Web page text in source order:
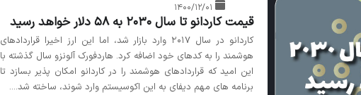
۱۴۰۰/۱۲/۰۱
قیمت کاردانو تا سال 2030 به 58 دلار خواهد رسید
کاردانو در سال 2017 وارد بازار شد، اما این ارز اخیرا قراردادهای
هوشمند را به کدهای خود اضافه کرد. هاردفورک آلونزو سال گذشته با
این امید که قراردادهای هوشمند را در کاردانو امکان پذیر بسازد تا
برنامه های مهم دیفای به این اکوسیستم وارد شوند، ساخته شد....